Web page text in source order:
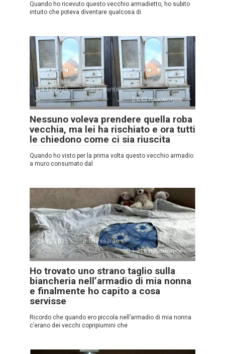
Quando ho ricevuto questo vecchio armadietto, ho subito
intuito che poteva diventare qualcosa di
24.12.2025
Interessante
643 просмотров
Nessuno voleva prendere quella roba
vecchia, ma lei ha rischiato e ora tutti
le chiedono come ci sia riuscita
Quando ho visto per la prima volta questo vecchio armadio
a muro consumato dal
24.12.2025
Interessante
1.316 просмотров
Ho trovato uno strano taglio sulla
biancheria nell’armadio di mia nonna
e finalmente ho capito a cosa
servisse
Ricordo che quando ero piccola nell’armadio di mia nonna
c’erano dei vecchi copripiumini che